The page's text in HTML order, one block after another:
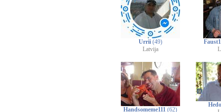
Urrii (49)
Latvija
Handsomeme111 (62)